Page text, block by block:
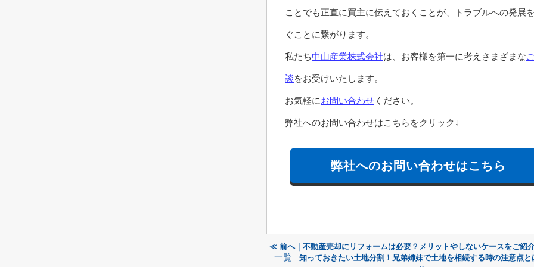
ことでも正直に買主に伝えておくことが、トラブルへの発展
ぐことに繋がります。
私たち中山産業株式会社は、お客様を第一に考えさまざまな
談をお受けいたします。
お気軽にお問い合わせ ください。
弊社へのお問い合わせはこちらをクリック↓
弊社へのお問い合わせはこちら
≪ 前へ｜不動産売却にリフォームは必要？メリットやしないケースをご紹介
一覧
知っておきたい土地分割！兄弟姉妹で土地を相続する時の注意点と